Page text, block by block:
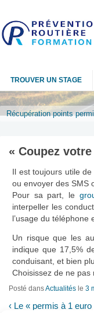
TROUVER UN STAGE
Récupération points
« Coupez
Il est toujours utile
ou envoyer des SMS
Pour sa part, le
interpeller les
l’usage du téléphone
Un risque que les
indique que 17,5%
conduisant, et bien
Choisissez de ne
Posté dansActualités le 3
‹ Le « permis à 1